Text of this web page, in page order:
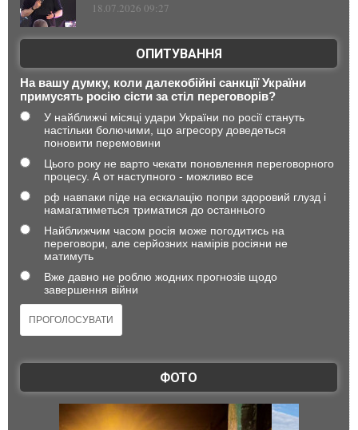
18.07.2026 09:27
ОПИТУВАННЯ
На вашу думку, коли далекобійні санкції України
примусять росію сісти за стіл переговорів?
У найближчі місяці удари України по росії стануть
настільки болючими, що агресору доведеться
поновити перемовини
Цього року не варто чекати поновлення переговорного
процесу. А от наступного - можливо все
рф навпаки піде на ескалацію попри здоровий глузд і
намагатиметься триматися до останнього
Найближчим часом росія може погодитись на
переговори, але серйозних намірів росіяни не
матимуть
Вже давно не роблю жодних прогнозів щодо
завершення війни
ФОТО